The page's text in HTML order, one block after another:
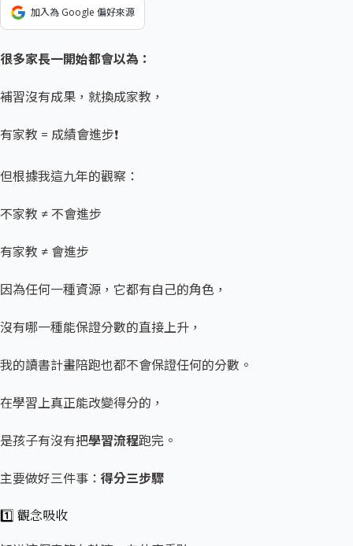
加入為 Google 偏好來源
很多家長一開始都會以為：
補習沒有成果，就換成家教，
有家教 = 成績會進步❗
但根據我這九年的觀察：
不家教 ≠ 不會進步
有家教 ≠ 會進步
因為任何一種資源，它都有自己的角色，
沒有哪一種能保證分數的直接上升，
我的讀書計畫陪跑也都不會保證任何的分數。
在學習上真正能改變得分的，
是孩子有沒有把學習流程跑完。
主要做好三件事： 得分三步驟
1️⃣ 觀念吸收